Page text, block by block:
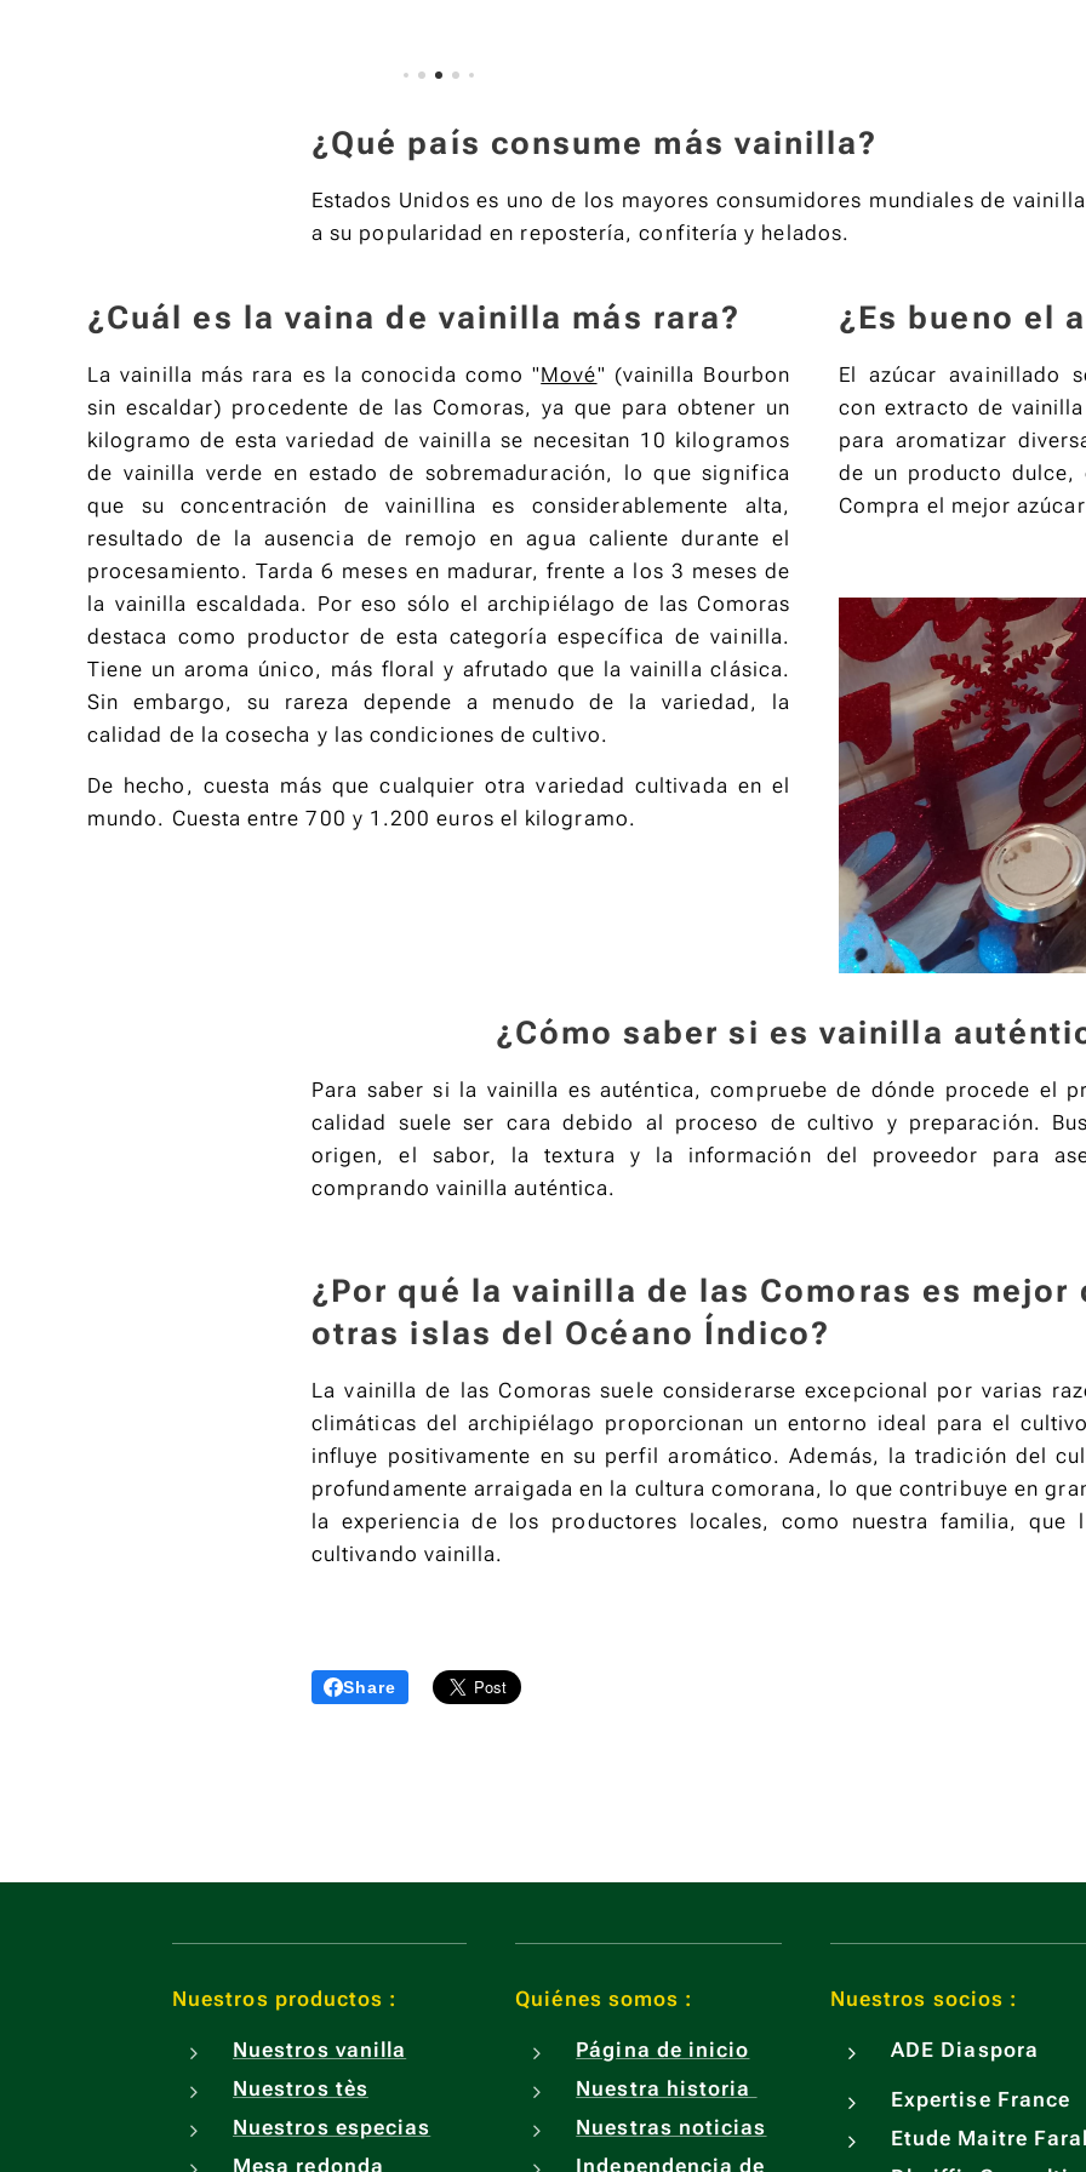
ajo, esta
revela aromas
ricos y
inspirados en
culinarias del
archipiélago de
Comoras. Una
invitación a un
viaje sensorial
en cada
bocado.
¿Qué país consume más vainilla?
Estados Unidos es uno de los mayores consumidores mundiales de
a su popularidad en repostería, confitería y helados.
¿Cuál es la vaina de vainilla más rara?
La vainilla más rara es la conocida como "Mové" (vainilla Bourbon
sin escaldar) procedente de las Comoras, ya que para obtener un
kilogramo de esta variedad de vainilla se necesitan 10 kilogramos
de vainilla verde en estado de sobremaduración, lo que significa
que su concentración de vainillina es considerablemente alta,
resultado de la ausencia de remojo en agua caliente durante el
procesamiento. Tarda 6 meses en madurar, frente a los 3 meses de
la vainilla escaldada. Por eso sólo el archipiélago de las Comoras
destaca como productor de esta categoría específica de vainilla.
Tiene un aroma único, más floral y afrutado que la vainilla clásica.
Sin embargo, su rareza depende a menudo de la variedad, la
calidad de la cosecha y las condiciones de cultivo.
De hecho, cuesta más que cualquier otra variedad cultivada en el
mundo. Cuesta entre 700 y 1.200 euros el kilogramo.
¿Es bueno el
El azúcar avainillado
con extracto de
para aromatizar
de un producto dulce,
Compra el mejor
¿Cómo saber si es vainilla
Para saber si la vainilla es auténtica, compruebe de dónde procede el
calidad suele ser cara debido al proceso de cultivo y preparación.
origen, el sabor, la textura y la información del proveedor para
comprando vainilla auténtica.
¿Por qué la vainilla de las Comoras es mejor
otras islas del Océano Índico?
La vainilla de las Comoras suele considerarse excepcional por varias
climáticas del archipiélago proporcionan un entorno ideal para el
influye positivamente en su perfil aromático. Además, la tradición del
profundamente arraigada en la cultura comorana, lo que contribuye en
la experiencia de los productores locales, como nuestra familia, que
cultivando vainilla.
Share
Nuestros productos :
Nuestros vanilla
Nuestros tès
Nuestros especias
Mesa redonda
Quiénes somos :
Página de inicio
Nuestra historia
Nuestras noticias
Independencia de
Nuestros socios :
ADE Diaspora
Expertise France
Etude Maitre